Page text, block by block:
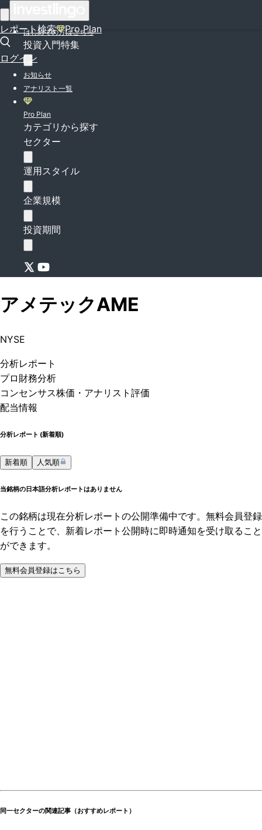
レポート検索 Pro Plan
ログイン
はじめての方はこちら
投資入門特集
お知らせ
アナリスト一覧
Pro Plan
カテゴリから探す
セクター
運用スタイル
企業規模
投資期間
アメテックAME
NYSE
分析レポート
プロ 財務分析
コンセンサス株価 ・アナリスト評価
配当情報
分析レポート (新着順)
新着順 人気順
当銘柄の日本語分析レポートはありません
この銘柄は現在分析レポートの公開準備中です。無料会員登録
を行うことで、新着レポート公開時に即時通知を受け取ること
ができます。
無料会員登録はこちら
同一セクターの関連記事（おすすめレポート）